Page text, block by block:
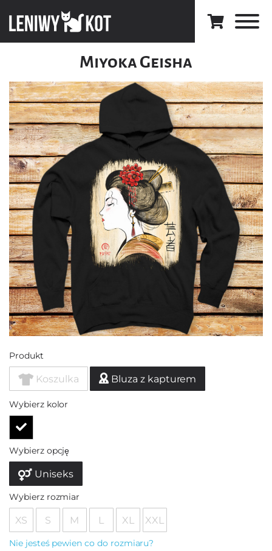
Miyoka Geisha
Produkt
Koszulka Bluza z kapturem
Wybierz kolor
Wybierz opcję
Uniseks
Wybierz rozmiar
XS S M L XL XXL
Nie jesteś pewien co do rozmiaru?